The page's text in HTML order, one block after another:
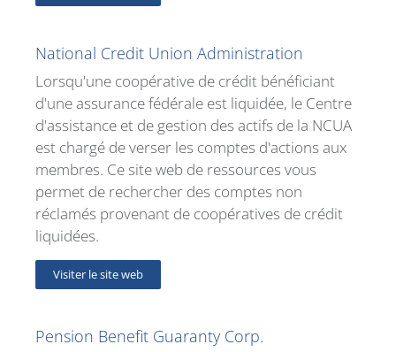
National Credit Union Administration
Lorsqu'une coopérative de crédit bénéficiant
d'une assurance fédérale est liquidée, le Centre
d'assistance et de gestion des actifs de la NCUA
est chargé de verser les comptes d'actions aux
membres. Ce site web de ressources vous
permet de rechercher des comptes non
réclamés provenant de coopératives de crédit
liquidées.
Visiter le site web
Pension Benefit Guaranty Corp.